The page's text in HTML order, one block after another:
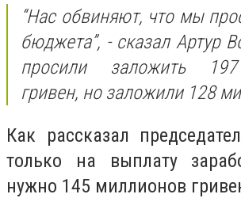
“Нас обвиняют, что мы
бюджета”, - сказал Артур
просили заложить
гривен, но заложили 128
Как рассказал
только на выплату
нужно 145 миллионов